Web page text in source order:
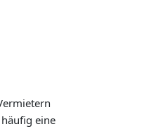
eine